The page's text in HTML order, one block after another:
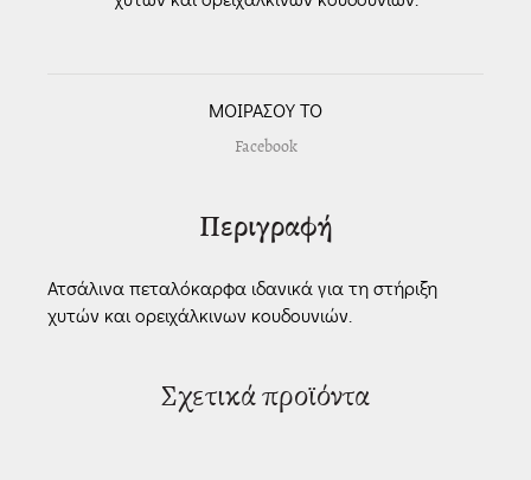
ΜΟΙΡΑΣΟΥ ΤΟ
Facebook
Περιγραφή
Ατσάλινα πεταλόκαρφα ιδανικά για τη στήριξη
χυτών και ορειχάλκινων κουδουνιών.
Σχετικά προϊόντα